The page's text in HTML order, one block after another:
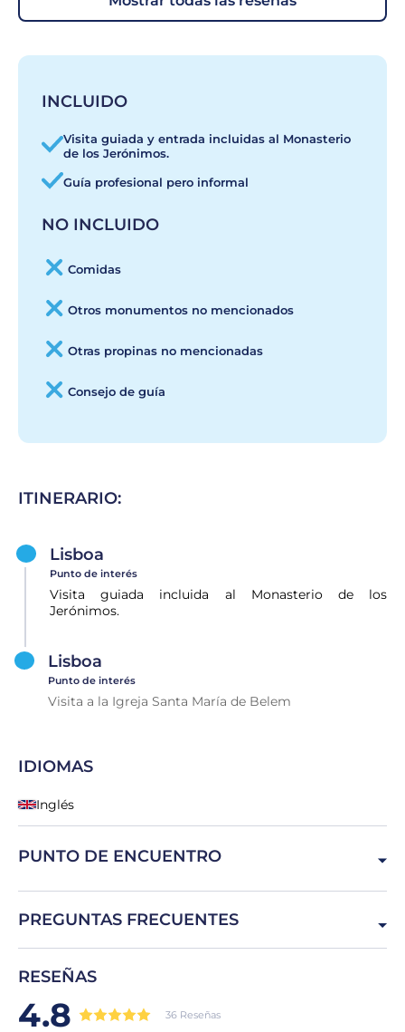
INCLUIDO
Visita guiada y entrada incluidas al Monasterio
de los Jerónimos.
Guía profesional pero informal
NO INCLUIDO
Comidas
Otros monumentos no mencionados
Otras propinas no mencionadas
Consejo de guía
ITINERARIO:
Lisboa
Punto de interés
Visita guiada incluida al Monasterio de los
Jerónimos.
Lisboa
Punto de interés
Visita a la Igreja Santa María de Belem
IDIOMAS
Inglés
PUNTO DE ENCUENTRO
PREGUNTAS FRECUENTES
Monasterio de Jerónimos
RESEÑAS
4.8 36 Reseñas